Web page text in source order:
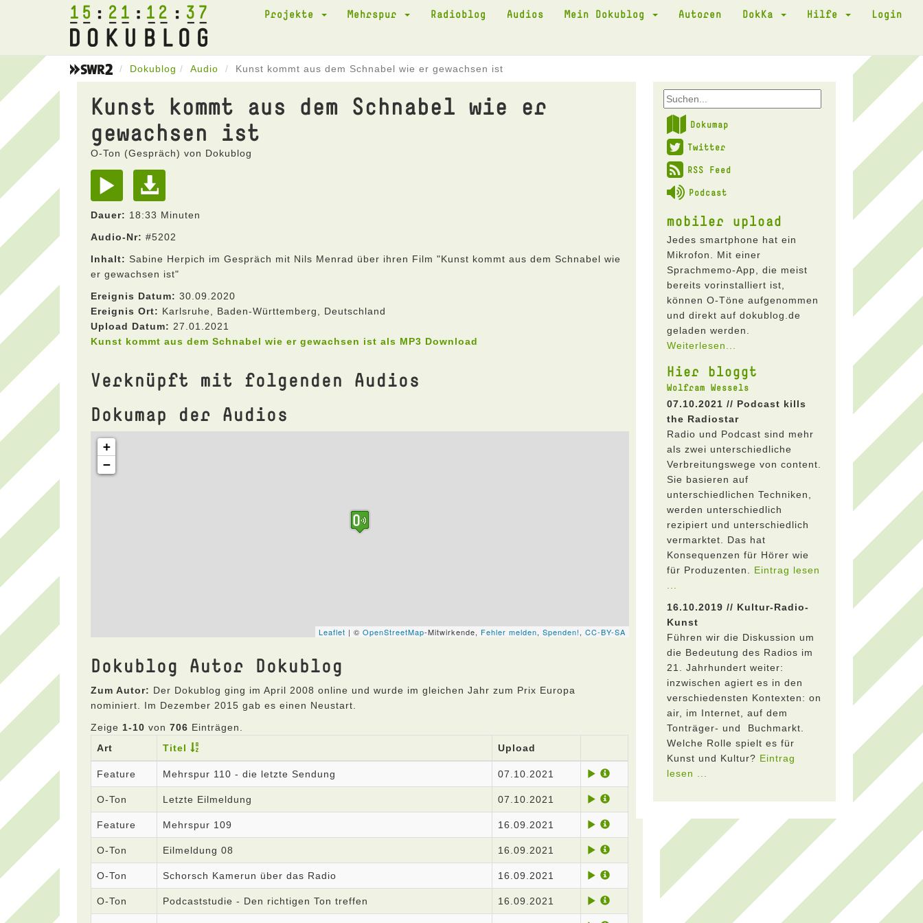
15 21 12 37 Projekte Mehrspur Radioblog Audios Mein Dokublog Autoren DokKa Hilfe Login
Dokublog Audio Kunst kommt aus dem Schnabel wie er gewachsen ist
Kunst kommt aus dem Schnabel wie er
gewachsen ist
O-Ton (Gespräch) von Dokublog
Dauer: 18:33 Minuten
Audio-Nr: #5202
Inhalt: Sabine Herpich im Gespräch mit Nils Menrad über ihren Film "Kunst kommt aus dem Schnabel wie
er gewachsen ist"
Ereignis Datum: 30.09.2020
Ereignis Ort: Karlsruhe, Baden-Württemberg, Deutschland
Upload Datum: 27.01.2021
Kunst kommt aus dem Schnabel wie er gewachsen ist als MP3 Download
Verknüpft mit folgenden Audios
Dokumap der Audios
Dokublog Autor Dokublog
Zum Autor: Der Dokublog ging im April 2008 online und wurde im gleichen Jahr zum Prix Europa
nominiert. Im Dezember 2015 gab es einen Neustart.
Zeige 1-10 von 706 Einträgen.
Art
Titel Upload
Feature Mehrspur 110 - die letzte Sendung 07.10.2021
O-Ton Letzte Eilmeldung 07.10.2021
Feature Mehrspur 109 16.09.2021
O-Ton Eilmeldung 08 16.09.2021
O-Ton Schorsch Kamerun über das Radio 16.09.2021
O-Ton Podcaststudie - Den richtigen Ton treffen 16.09.2021
Dokumap
Twitter
RSS Feed
Podcast
mobiler upload
Jedes smartphone hat ein
Mikrofon. Mit einer
Sprachmemo-App, die meist
bereits vorinstalliert ist,
können O-Töne aufgenommen
und direkt auf dokublog.de
geladen werden.
Weiterlesen...
Hier bloggt
Wolfram Wessels
07.10.2021 // Podcast kills
the Radiostar
Radio und Podcast sind mehr
als zwei unterschiedliche
Verbreitungswege von content.
Sie basieren auf
unterschiedlichen Techniken,
werden unterschiedlich
rezipiert und unterschiedlich
vermarktet. Das hat
Konsequenzen für Hörer wie
für Produzenten. Eintrag lesen
16.10.2019 // Kultur-Radio-
Kunst
Führen wir die Diskussion um
die Bedeutung des Radios im
21. Jahrhundert weiter:
inzwischen agiert es in den
verschiedensten Kontexten: on
air, im Internet, auf dem
Tonträger- und Buchmarkt.
Welche Rolle spielt es für
Kunst und Kultur? Eintrag
lesen ...